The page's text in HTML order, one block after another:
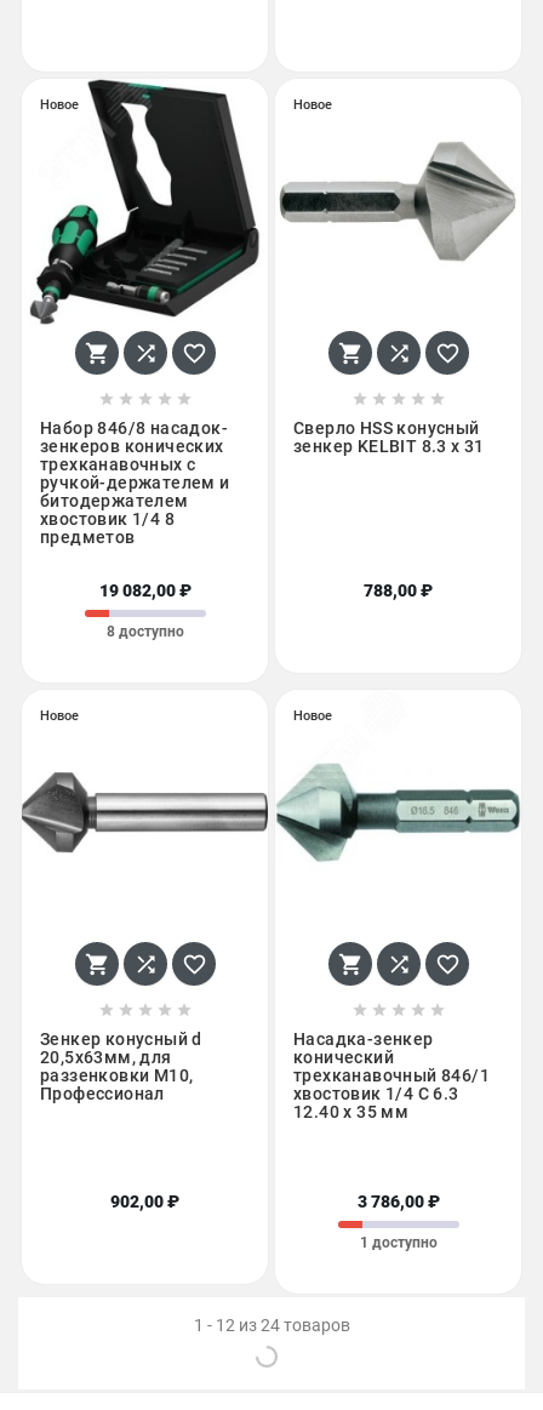
Новое
  
    
Набор 846/8 насадок-
зенкеров конических
трехканавочных с
ручкой-держателем и
битодержателем
хвостовик 1/4 8
предметов
19 082,00 ₽
8 доступно
Новое
  
    
Сверло HSS конусный
зенкер KELBIT 8.3 х 31
788,00 ₽
Новое
  
    
Зенкер конусный d
20,5x63мм, для
раззенковки М10,
Профессионал
902,00 ₽
Новое
  
    
Насадка-зенкер
конический
трехканавочный 846/1
хвостовик 1/4 C 6.3
12.40 x 35 мм
3 786,00 ₽
1 доступно
1 - 12 из 24 товаров